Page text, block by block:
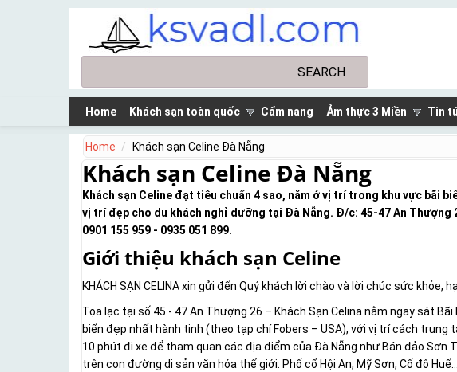
Skip to main content
Home Khách sạn toàn quốc Cẩm nang Ảm thực 3 Miền Tin
Home Khách sạn Celine Đà Nẵng
Khách sạn Celine Đà Nẵng
Khách sạn Celine đạt tiêu chuẩn 4 sao, nằm ở vị trí trong khu vực bãi
vị trí đẹp cho du khách nghỉ dưỡng tại Đà Nẵng. Đ/c: 45-47 An Thượng
0901 155 959 - 0935 051 899.
Giới thiệu khách sạn Celine
KHÁCH SẠN CELINA xin gửi đến Quý khách lời chào và lời chúc sức khỏe,
Tọa lạc tại số 45 - 47 An Thượng 26 – Khách Sạn Celina nằm ngay sát
biển đẹp nhất hành tinh (theo tạp chí Fobers – USA), với vị trí cách trung
10 phút đi xe để tham quan các địa điểm của Đà Nẵng như Bán đảo Sơn
trên con đường di sản văn hóa thế giới: Phố cổ Hội An, Mỹ Sơn, Cố đô Huế...